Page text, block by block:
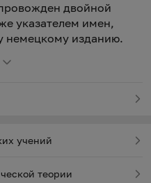
двойной
указателем имен,
немецкому изданию.
учений
теории